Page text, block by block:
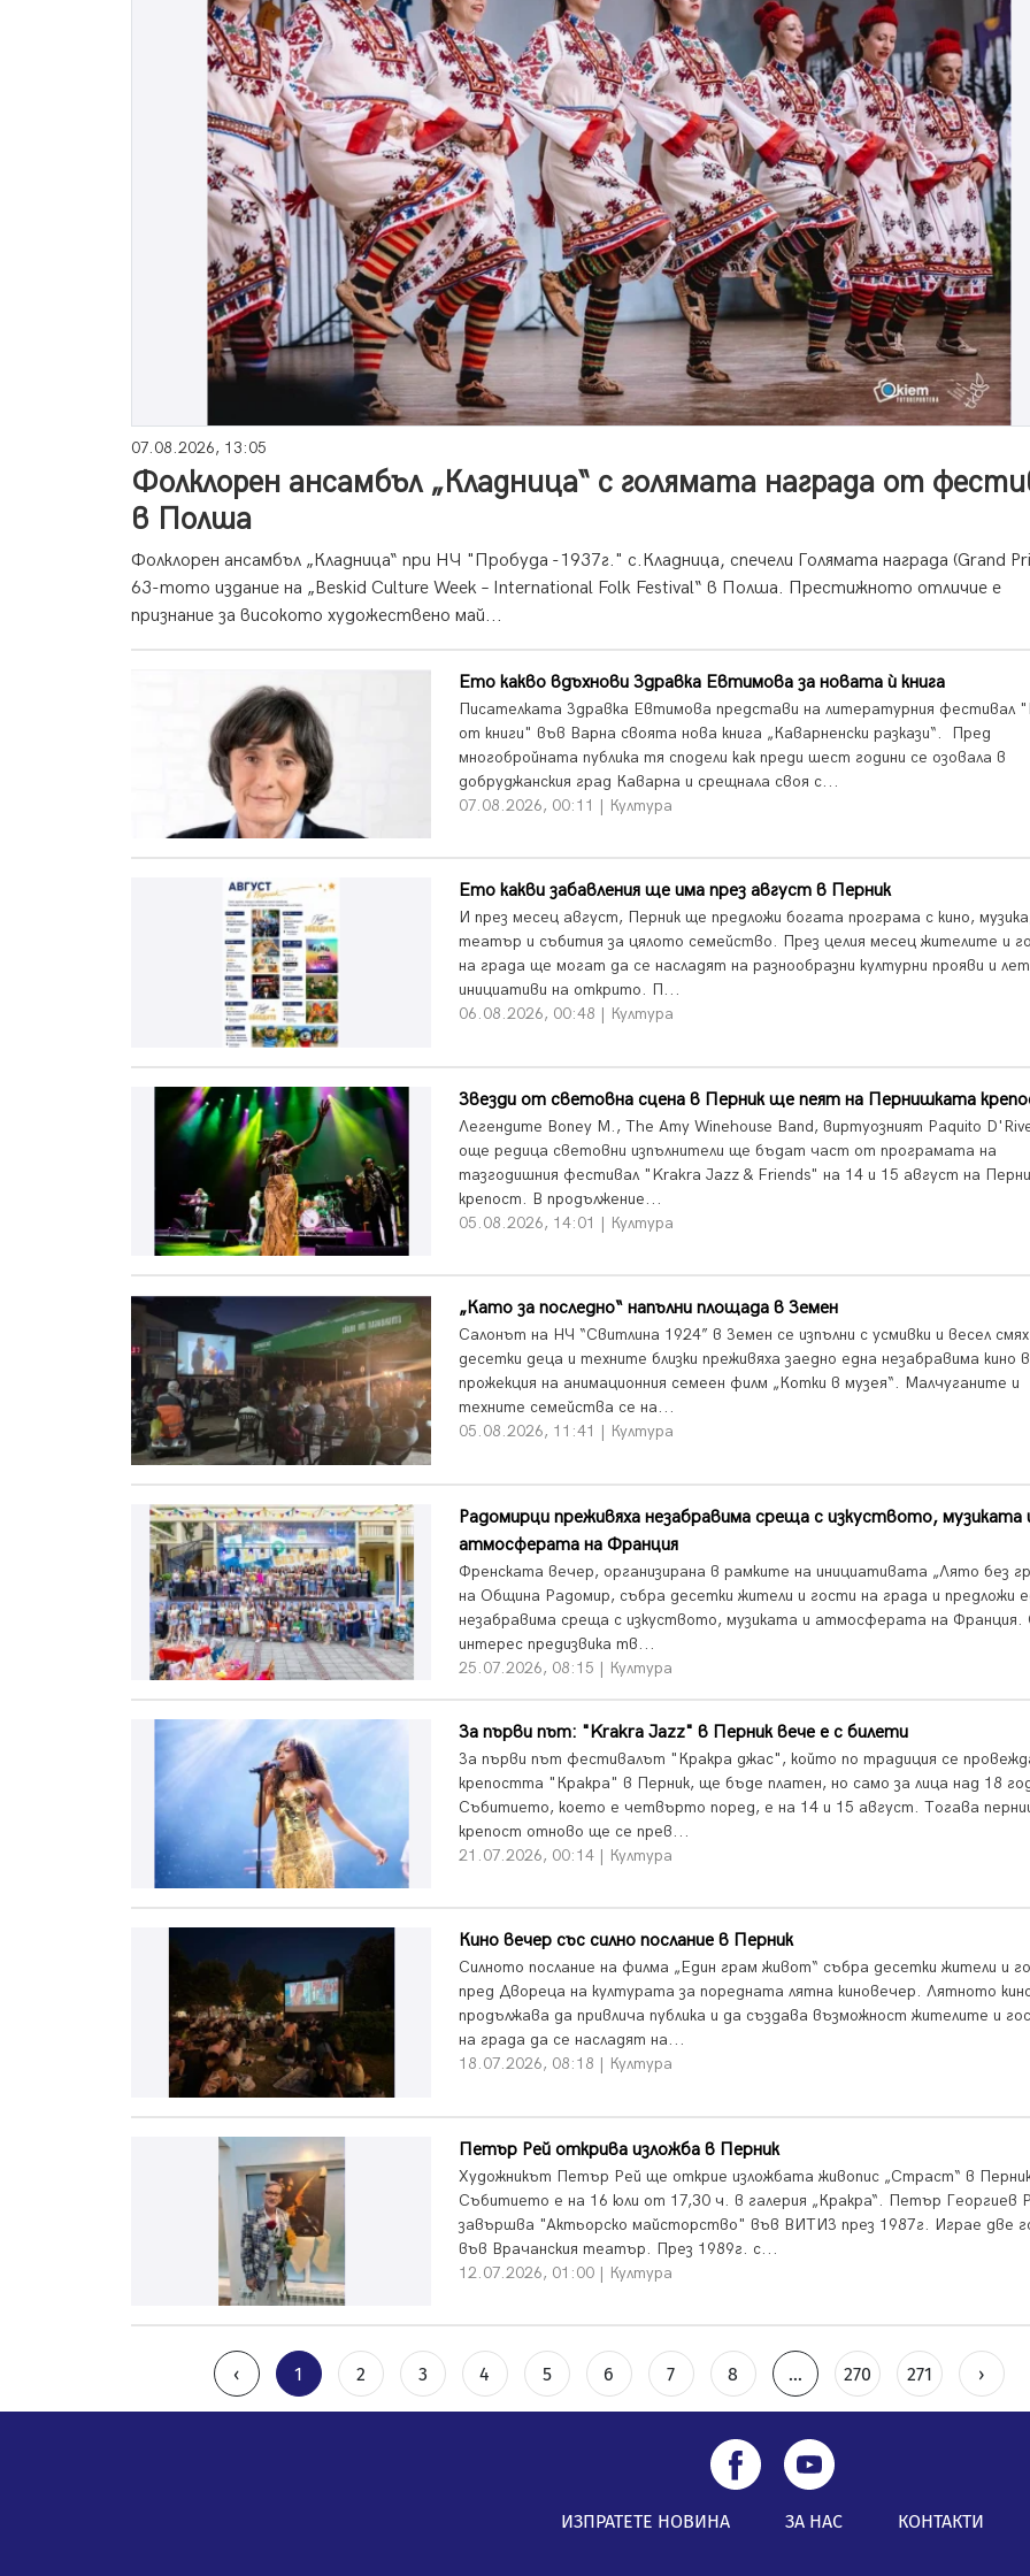
07.08.2026, 13:05
Фолклорен ансамбъл „Кладница“ с голямата награда от
в Полша
Фолклорен ансамбъл „Кладница“ при НЧ "Пробуда -1937г." с.Кладница, спечели Голямата награда (Grand
63-тото издание на „Beskid Culture Week – International Folk Festival“ в Полша. Престижното отличие е
признание за високото художествено май...
Ето какво вдъхнови Здравка Евтимова за новата ѝ книга
Писателката Здравка Евтимова представи на литературния фестивал
от книги" във Варна своята нова книга „Каварненски разкази“. Пред
многобройната публика тя сподели как преди шест години се озовала в
добруджанския град Каварна и срещнала своя с...
07.08.2026, 00:11 | Култура
Ето какви забавления ще има през август в Перник
И през месец август, Перник ще предложи богата програма с кино,
театър и събития за цялото семейство. През целия месец жителите и
на града ще могат да се насладят на разнообразни културни прояви и
инициативи на открито. П...
06.08.2026, 00:48 | Култура
Звезди от световна сцена в Перник ще пеят на Пернишката
Легендите Boney M., The Amy Winehouse Band, виртуозният Paquito
още редица световни изпълнители ще бъдат част от програмата на
тазгодишния фестивал "Krakra Jazz & Friends" на 14 и 15 август на
крепост. В продължение...
05.08.2026, 14:01 | Култура
„Като за последно“ напълни площада в Земен
Салонът на НЧ “Свитлина 1924” в Земен се изпълни с усмивки и весел
десетки деца и техните близки преживяха заедно една незабравима кино
прожекция на анимационния семеен филм „Котки в музея“. Малчуганите и
техните семейства се на...
05.08.2026, 11:41 | Култура
Радомирци преживяха незабравима среща с изкуството, музиката
атмосферата на Франция
Френската вечер, организирана в рамките на инициативата „Лято без
на Община Радомир, събра десетки жители и гости на града и предложи
незабравима среща с изкуството, музиката и атмосферата на Франция.
интерес предизвика тв...
25.07.2026, 08:15 | Култура
За първи път: "Krakra Jazz" в Перник вече е с билети
За първи път фестивалът "Кракра джас", който по традиция се
крепостта "Кракра" в Перник, ще бъде платен, но само за лица над 18
Събитието, което е четвърто поред, е на 14 и 15 август. Тогава
крепост отново ще се прев...
21.07.2026, 00:14 | Култура
Кино вечер със силно послание в Перник
Силното послание на филма „Един грам живот“ събра десетки жители и
пред Двореца на културата за поредната лятна киновечер. Лятното
продължава да привлича публика и да създава възможност жителите и
на града да се насладят на...
18.07.2026, 08:18 | Култура
Петър Рей открива изложба в Перник
Художникът Петър Рей ще открие изложбата живопис „Страст“ в
Събитието е на 16 юли от 17,30 ч. в галерия „Кракра“. Петър Георгиев
завършва "Актьорско майсторство" във ВИТИЗ през 1987г. Играе две
във Врачанския театър. През 1989г. с...
12.07.2026, 01:00 | Култура
‹ 1 2 3 4 5 6 7 8 ... 270 271 ›
ИЗПРАТЕТЕ НОВИНА ЗА НАС КОНТАКТИ